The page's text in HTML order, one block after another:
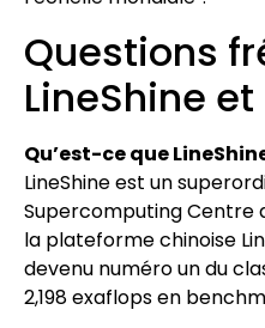
Questions
LineShine
Qu’est-ce que
LineShine est un
Supercomputing Centre
la plateforme chinoise
devenu numéro un du
2,198 exaflops en